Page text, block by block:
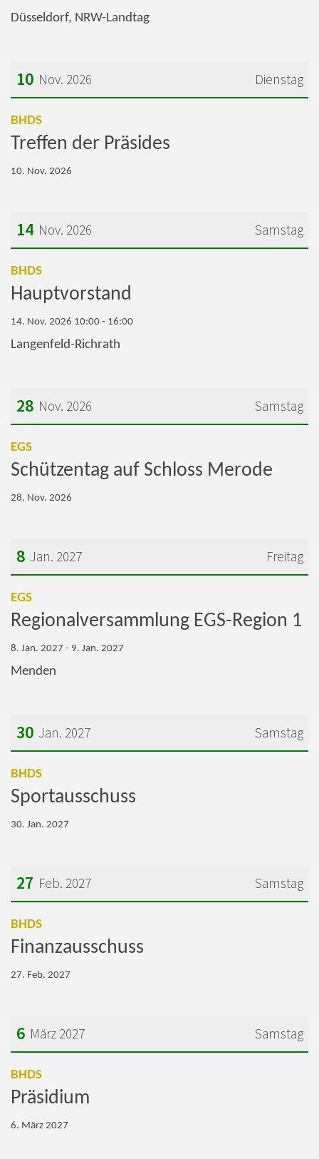
Düsseldorf, NRW-Landtag
Dienstag
10 Nov. 2026
BHDS:
Treffen der Präsides
10. Nov. 2026
Samstag
14 Nov. 2026
BHDS:
Hauptvorstand
14. Nov. 2026 10:00 - 16:00
Langenfeld-Richrath
Samstag
28 Nov. 2026
EGS:
Schützentag auf Schloss Merode
28. Nov. 2026
Freitag
8 Jan. 2027
EGS:
Regionalversammlung EGS-Region 1
8. Jan. 2027 - 9. Jan. 2027
Menden
Samstag
30 Jan. 2027
BHDS:
Sportausschuss
30. Jan. 2027
Samstag
27 Feb. 2027
BHDS:
Finanzausschuss
27. Feb. 2027
Samstag
6 März 2027
BHDS:
Präsidium
6. März 2027